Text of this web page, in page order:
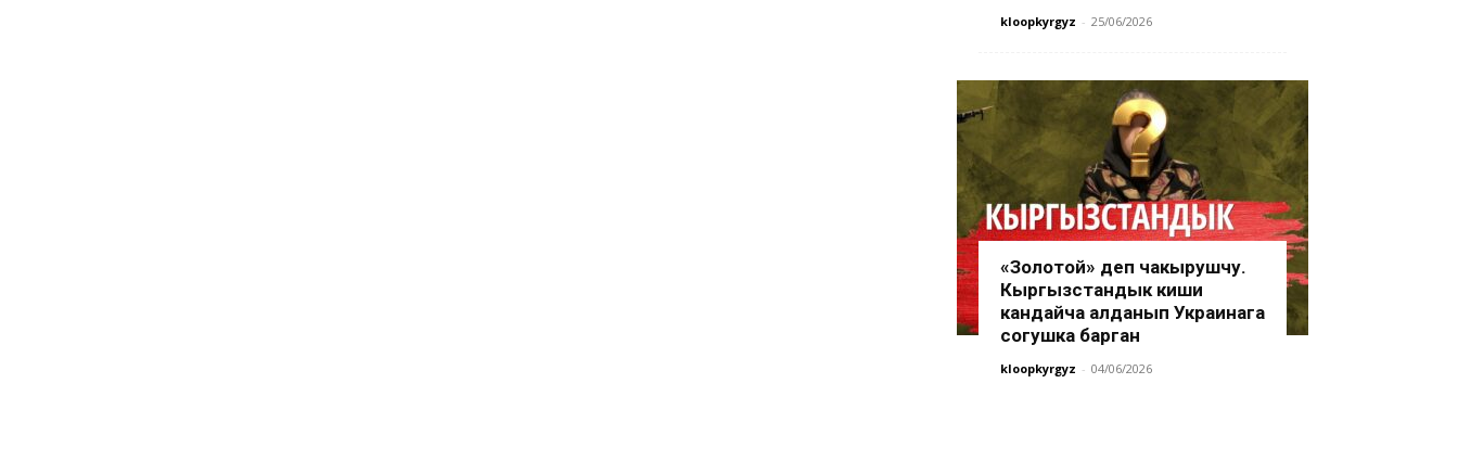
kloopkyrgyz - 25/06/2026
«Золотой» деп чакырушчу.
Кыргызстандык киши
кандайча алданып Украинага
согушка барган
kloopkyrgyz - 04/06/2026